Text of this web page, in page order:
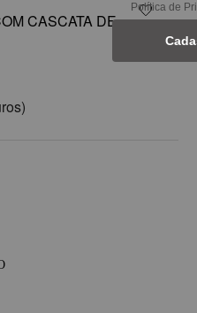
CASCATA DE
Política de